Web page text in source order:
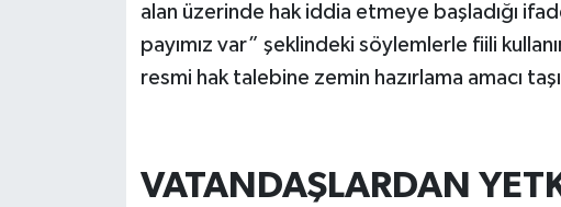
alan üzerinde hak iddia etmeye başladığı
payımız var” şeklindeki söylemlerle fiili
resmi hak talebine zemin hazırlama amacı
VATANDAŞLARDAN